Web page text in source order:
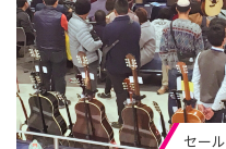
セール